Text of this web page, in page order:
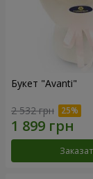
Букет "Avanti"
2 532 грн